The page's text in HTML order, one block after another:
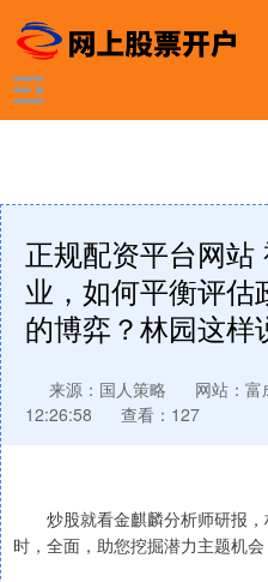
正规配资平台网
业，如何平衡评估
的博弈？林园这样
来源：国人策略 网站：富
12:26:58
查看：127
炒股就看金麒麟分析师研报，
时，全面，助您挖掘潜力主题机会